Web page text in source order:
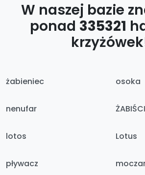
W naszej bazie
ponad 335321
żabieniec osoka
nenufar
lotos Lotus
pływacz